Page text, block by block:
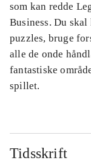
som kan redde
Business. Du
puzzles, bruge
alle de onde
fantastiske
spillet.
Tidsskrift